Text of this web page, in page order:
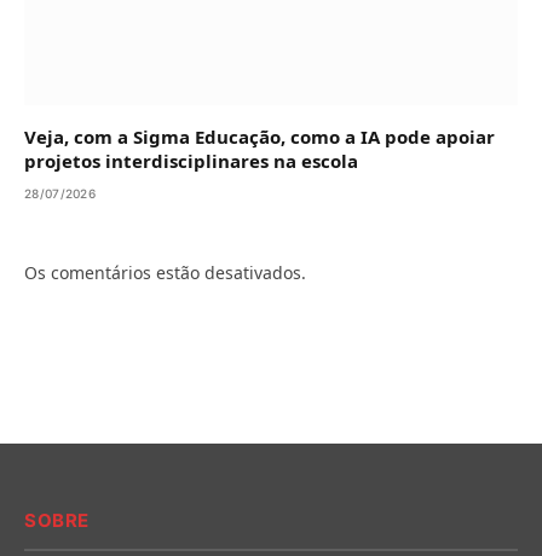
Veja, com a Sigma Educação, como a IA pode apoiar
projetos interdisciplinares na escola
28/07/2026
Os comentários estão desativados.
SOBRE